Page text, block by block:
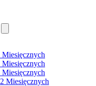
Miesięcznych